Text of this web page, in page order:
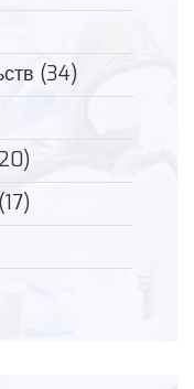
(34)
(17)